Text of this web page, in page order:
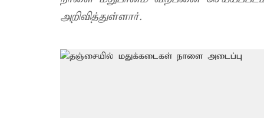
அறிவித்துள்ளார்.